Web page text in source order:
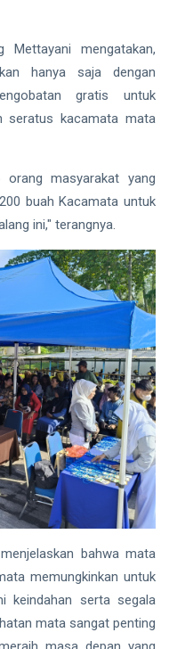
mengatakan,
hanya saja dengan
gratis untuk
seratus kacamata mata
masyarakat yang
buah Kacamata untuk
ini," terangnya.
bahwa mata
memungkinkan untuk
keindahan serta segala
mata sangat penting